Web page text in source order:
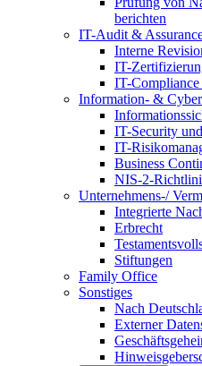
berichten
IT-Audit &
Interne
IT-
IT-
Information- &
IT-Security
IT-
Business
NIS-2-
Unternehmens-/
Integrierte
Erbrecht
Stiftungen
Family Office
Sonstiges
Nach
Externer